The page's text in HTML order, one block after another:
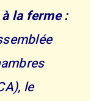
la ferme :
le